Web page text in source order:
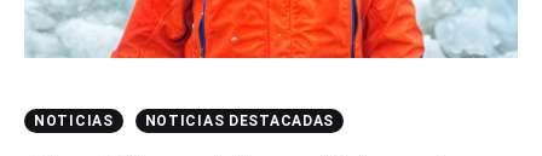
NOTICIAS NOTICIAS DESTACADAS